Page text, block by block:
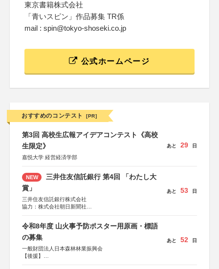
東京書籍株式会社
「青いスピン」作品募集 TR係
mail : spin@tokyo-shoseki.co.jp
公式ホームページ
おすすめのコンテスト [PR]
第3回 高校生広報アイデアコンテスト《高校
生限定》
嘉悦大学 経営経済学部
あと 29 日
NEW
三井住友信託銀行 第4回 「わたし大
賞」
三井住友信託銀行株式会社
協力：株式会社朝日新聞社
あと 53 日
令和8年度 山火事予防ポスター用原画・標語
の募集
一般財団法人日本森林林業振興会
【後援】
あと 52 日